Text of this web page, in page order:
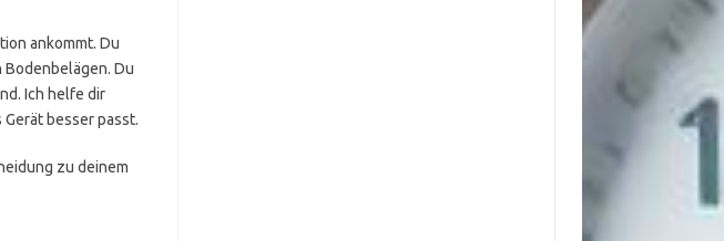
ankommt. Du
Du
Ich helfe dir
besser passt.
zu deinem